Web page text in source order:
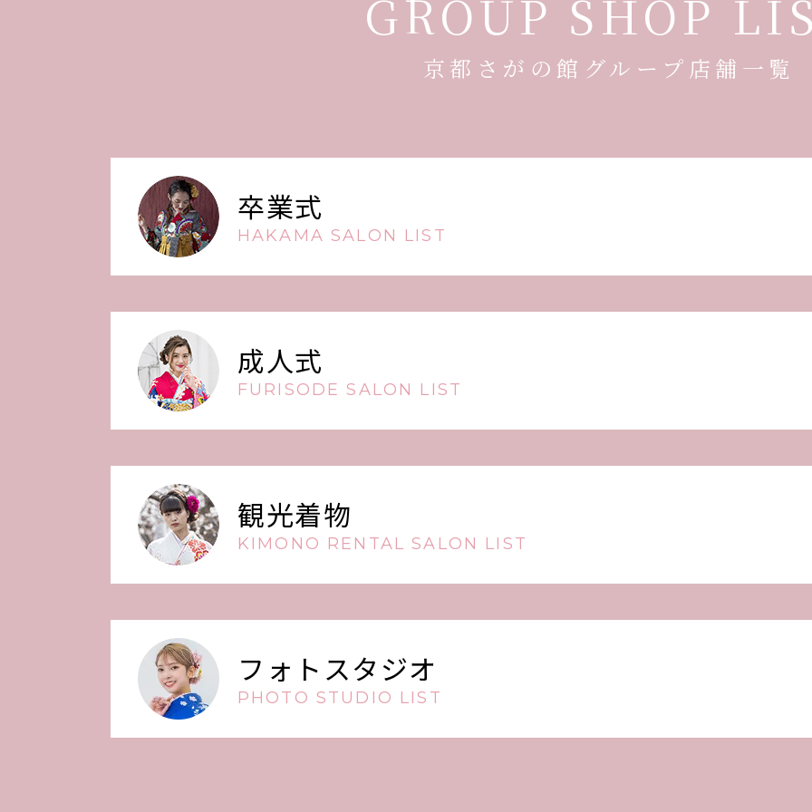
GROUP SHOP
京都さがの館グループ店舗一覧
卒業式
HAKAMA SALON LIST
成人式
FURISODE SALON LIST
観光着物
KIMONO RENTAL SALON LIST
フォトスタジオ
PHOTO STUDIO LIST